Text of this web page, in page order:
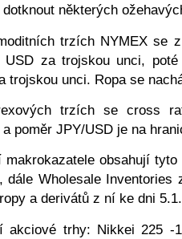
některých
trzích NYMEX se
USD za trojskou unci,
trojskou unci. Ropa se
trzích se cross
a poměr JPY/USD je na
makrokazatele obsahují
dále Wholesale
a derivátů z ní ke dni
akciové trhy: Nikkei 225 -